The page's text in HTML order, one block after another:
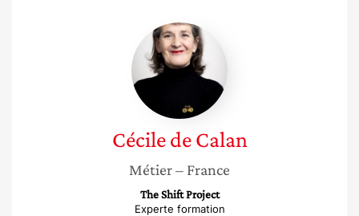
Cécile
de
Calan
Cécile de Calan
Métier– France
The Shift Project
Experte formation